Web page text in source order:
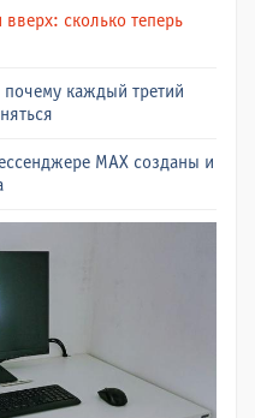
сколько теперь
почему каждый третий
МАХ созданы и